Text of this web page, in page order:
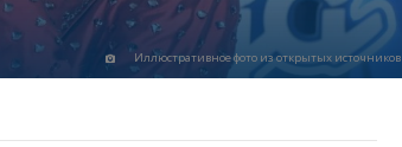
Иллюстративное фото из открытых источников